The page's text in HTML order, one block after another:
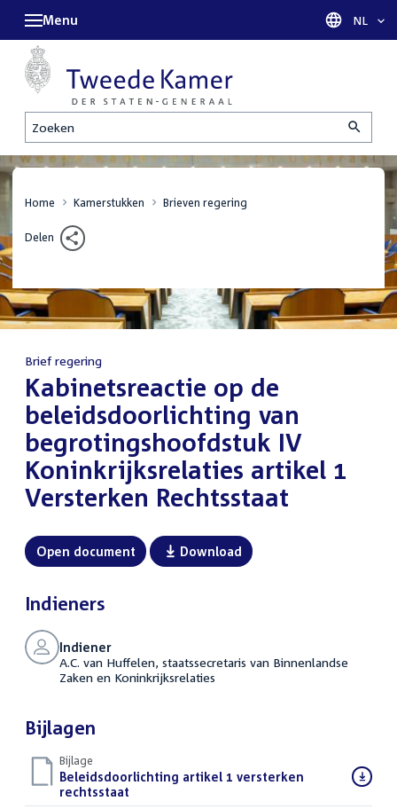
Zoeken
Menu Taal
NL
Home Kamerstukken Brieven regering
Delen
Brief regering
:Kabinetsreactie op de
beleidsdoorlichting van
begrotingshoofdstuk IV
Koninkrijksrelaties artikel 1
Versterken Rechtsstaat
Open document Download
Indieners
Indiener
A.C. van Huffelen, staatssecretaris van Binnenlandse
Zaken en Koninkrijksrelaties
Bijlagen
Bijlage
Download
bestand:
Beleidsdoorlichting artikel 1 versterken
rechtsstaat